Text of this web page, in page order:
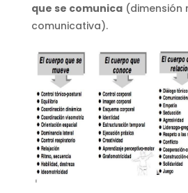
que se comunica(dimensión
comunicativa).